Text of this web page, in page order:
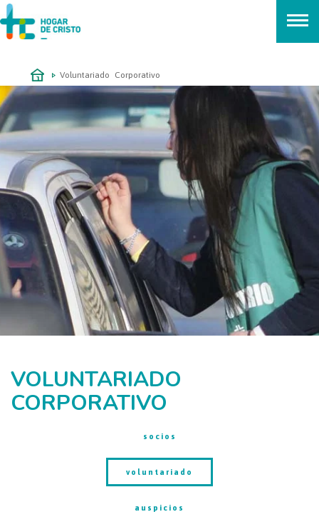
Voluntariado Corporativo
PINTATÓN
VOLUNTARIADO
CORPORATIVO
socios
voluntariado
auspicios